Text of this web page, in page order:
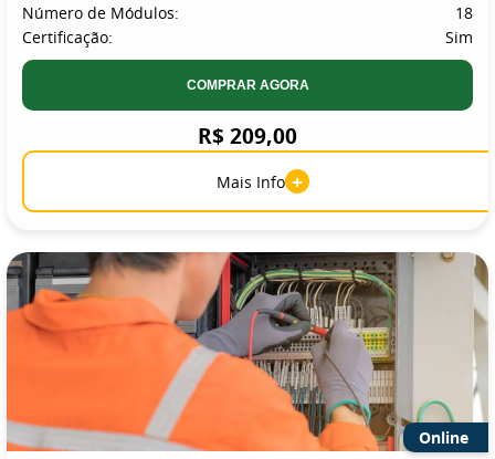
Número de Módulos:
18
Certificação:
Sim
COMPRAR AGORA
R$ 209,00
Mais Info +
Online